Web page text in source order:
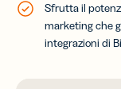
Sfrutta il
marketing che
integrazioni di